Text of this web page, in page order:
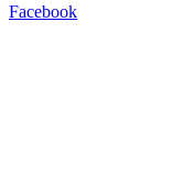
Facebook